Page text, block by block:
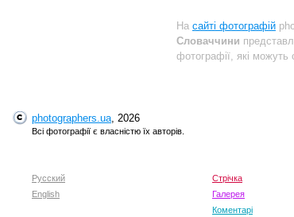
На сайті фотографій
Словаччини
фотографії, які
photographers.ua, 2026
Всі фотографії є власністю їх авторів.
Русский
English
Стрічка
Галерея
Коментарі